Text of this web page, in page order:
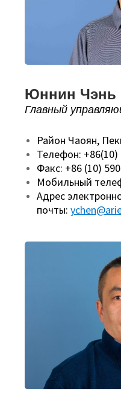
Юннин Чэнь
Главный
Район Чаоян,
Телефон: +86(10)
Факс: +86 (10)
Мобильный
Адрес
почты: